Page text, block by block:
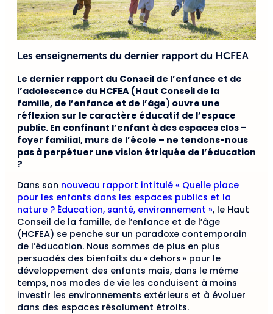
Les enseignements du dernier rapport du HCFEA
Le dernier rapport du Conseil de l’enfance et de
l’adolescence du HCFEA (Haut Conseil de la
famille, de l’enfance et de l’âge) ouvre une
réflexion sur le caractère éducatif de l’espace
public. En confinant l’enfant à des espaces clos –
foyer familial, murs de l’école – ne tendons-nous
pas à perpétuer une vision étriquée de l’éducation
?
Dans son nouveau rapport intitulé « Quelle place
pour les enfants dans les espaces publics et la
nature ? Éducation, santé, environnement », le Haut
Conseil de la famille, de l’enfance et de l’âge
(HCFEA) se penche sur un paradoxe contemporain
de l’éducation. Nous sommes de plus en plus
persuadés des bienfaits du « dehors » pour le
développement des enfants mais, dans le même
temps, nos modes de vie les conduisent à moins
investir les environnements extérieurs et à évoluer
dans des espaces résolument étroits.